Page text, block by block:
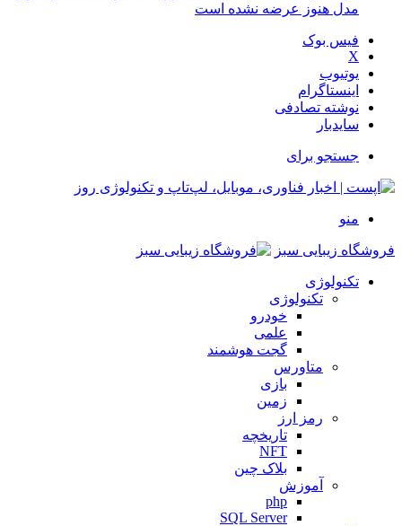
مدل هنوز عرضه نشده است
فیس بوک
X
یوتیوب
اینستاگرام
نوشته تصادفی
سایدبار
جستجو برای
منو
فروشگاه زیبایی سبز
تکنولوژی
تکنولوژی
خودرو
علمی
گجت هوشمند
متاورس
بازی
زمین
رمز ارز
تاریخچه
NFT
بلاک چین
آموزش
php
SQL Server